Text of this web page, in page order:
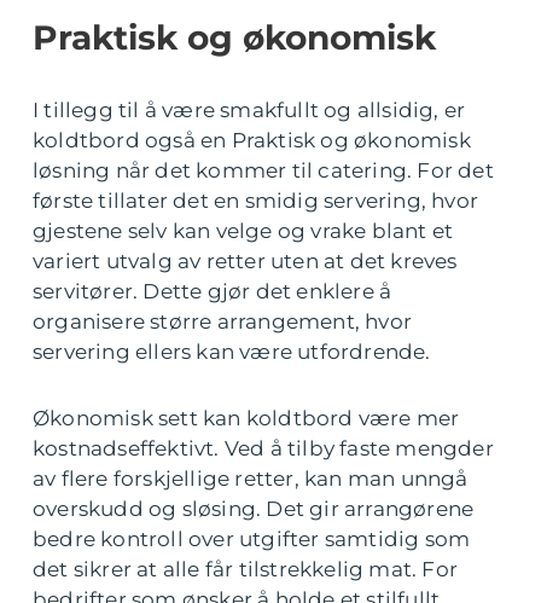
Praktisk og økonomisk
I tillegg til å være smakfullt og allsidig, er
koldtbord også en Praktisk og økonomisk
løsning når det kommer til catering. For det
første tillater det en smidig servering, hvor
gjestene selv kan velge og vrake blant et
variert utvalg av retter uten at det kreves
servitører. Dette gjør det enklere å
organisere større arrangement, hvor
servering ellers kan være utfordrende.
Økonomisk sett kan koldtbord være mer
kostnadseffektivt. Ved å tilby faste mengder
av flere forskjellige retter, kan man unngå
overskudd og sløsing. Det gir arrangørene
bedre kontroll over utgifter samtidig som
det sikrer at alle får tilstrekkelig mat. For